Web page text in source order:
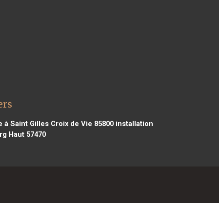
Saint Gilles Croix de Vie 85800installation
Haut 57470